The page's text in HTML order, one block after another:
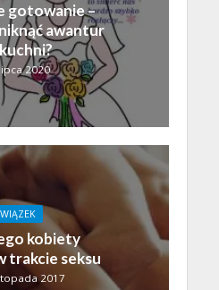
gotowanie –
awantur
2020
kobiety
trakcie seksu
2017